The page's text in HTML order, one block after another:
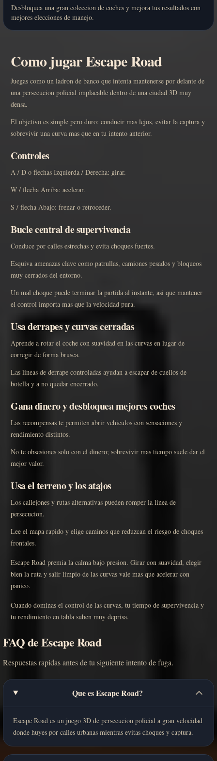
Desbloquea una gran coleccion de coches y mejora tus resultados con
mejores elecciones de manejo.
Como jugar Escape Road
Juegas como un ladron de banco que intenta mantenerse por delante de
una persecucion policial implacable dentro de una ciudad 3D muy
densa.
El objetivo es simple pero duro: conducir mas lejos, evitar la captura y
sobrevivir una curva mas que en tu intento anterior.
Controles
A / D o flechas Izquierda / Derecha: girar.
W / flecha Arriba: acelerar.
S / flecha Abajo: frenar o retroceder.
Bucle central de supervivencia
Conduce por calles estrechas y evita choques fuertes.
Esquiva amenazas clave como patrullas, camiones pesados y bloqueos
muy cerrados del entorno.
Un mal choque puede terminar la partida al instante, asi que mantener
el control importa mas que la velocidad pura.
Usa derrapes y curvas cerradas
Aprende a rotar el coche con suavidad en las curvas en lugar de
corregir de forma brusca.
Las lineas de derrape controladas ayudan a escapar de cuellos de
botella y a no quedar encerrado.
Gana dinero y desbloquea mejores coches
Las recompensas te permiten abrir vehiculos con sensaciones y
rendimiento distintos.
No te obsesiones solo con el dinero; sobrevivir mas tiempo suele dar el
mejor valor.
Usa el terreno y los atajos
Los callejones y rutas alternativas pueden romper la linea de
persecucion.
Lee el mapa rapido y elige caminos que reduzcan el riesgo de choques
frontales.
Escape Road premia la calma bajo presion. Girar con suavidad, elegir
bien la ruta y salir limpio de las curvas vale mas que acelerar con
panico.
Cuando dominas el control de las curvas, tu tiempo de supervivencia y
tu rendimiento en tabla suben muy deprisa.
FAQ de Escape Road
Respuestas rapidas antes de tu siguiente intento de fuga.
Que es Escape Road?
Escape Road es un juego 3D de persecucion policial a gran velocidad
donde huyes por calles urbanas mientras evitas choques y captura.